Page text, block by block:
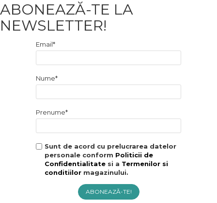
ABONEAZĂ-TE LA
NEWSLETTER!
Email*
Nume*
Prenume*
Sunt de acord cu prelucrarea datelor
personale conform Politicii de
Confidentialitate si a Termenilor si
conditiilor magazinului.
ABONEAZĂ-TE!